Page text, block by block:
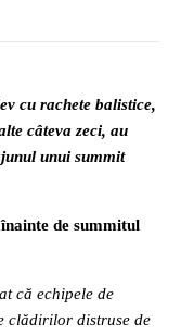
cu rachete balistice,
câteva zeci, au
unui summit
de summitul
că echipele de
clădirilor distruse de